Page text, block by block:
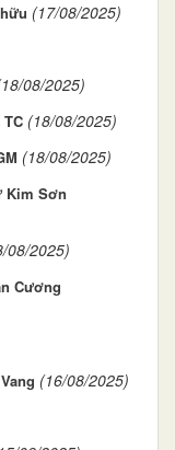
(17/08/2025)
08/2025)
(18/08/2025)
(18/08/2025)
Kim Sơn
08/2025)
Cương
(16/08/2025)